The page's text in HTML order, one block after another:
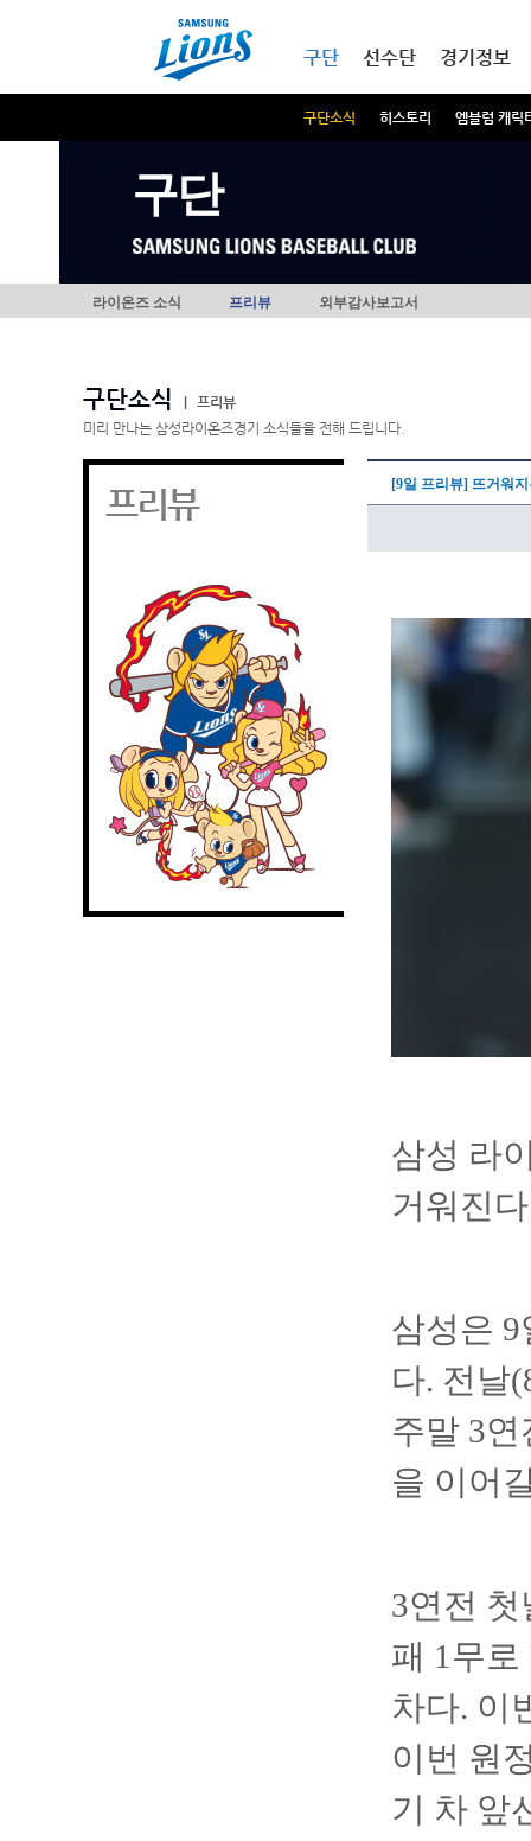
구단
구단소식 히스토리 엠블럼 캐릭
선수단 경기정보
구단
라이온즈 소식 프리뷰 외부감사보고서
구단소식
프리뷰
미리 만나는 삼성라이온즈경기 소식들을 전해 드립니다.
프리뷰 [9일 프리뷰] 뜨거워
삼성 라
거워진
삼성은
다. 전날
주말 3
을 이어
3연전 첫
패 1무
차다. 이
이번 원
기 차 앞